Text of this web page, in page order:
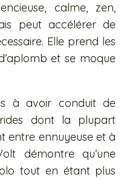
calme, zen,
peut accélérer de
Elle prend les
et se moque
à avoir conduit de
dont la plupart
entre ennuyeuse et à
démontre qu’une
tout en étant plus